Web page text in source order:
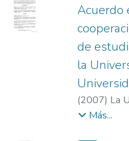
Acuerdo
de
la
(2007) La
Universidad
Más...